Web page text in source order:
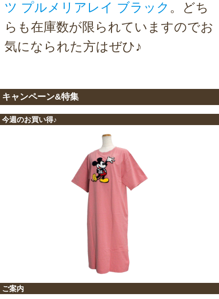
ツ プルメリアレイ ブラック 。どち
らも在庫数が限られていますのでお
気になられた方はぜひ♪
キャンペーン&特集
今週のお買い得♪
ご案内